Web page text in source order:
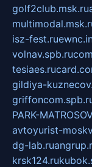
golf2club.msk.ru
isz-fest.ru
volnav.spb.ru
tesiaes.ru
gildiya-
PARK-
avtoyurist-
dg-lab.ru
krsk124.ru